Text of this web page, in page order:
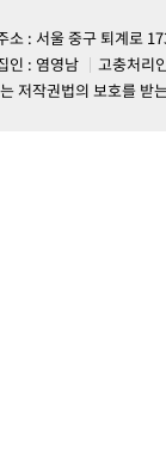
소 : 서울 중구 퇴계로
인 : 염영남
고충처리
저작권법의 보호를